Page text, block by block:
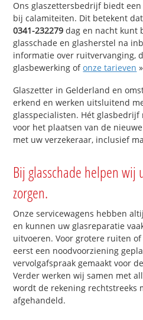
Ons glaszettersbedrijf biedt
bij calamiteiten. Dit betekent
0341-232279 dag en nacht kunt
glasschade en glasherstel na
informatie over ruitvervanging,
glasbewerking ofonze tarieven »
Glaszetter in Gelderland en
erkend en werken uitsluitend
glasspecialisten. Hét glasbedrijf
voor het plaatsen van de
met uw verzekeraar, inclusief
Bij glasschade helpen wij
zorgen.
Onze servicewagens hebben
en kunnen uw glasreparatie
uitvoeren. Voor grotere ruiten
eerst een noodvoorziening
vervolgafspraak gemaakt voor
Verder werken wij samen met
wordt de rekening rechtstreeks
afgehandeld.